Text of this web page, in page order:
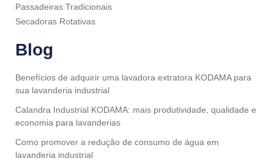
Passadeiras Tradicionais
Secadoras Rotativas
Blog
Benefícios de adquirir uma lavadora extratora KODAMA para
sua lavanderia industrial
Calandra Industrial KODAMA: mais produtividade, qualidade e
economia para lavanderias
Como promover a redução de consumo de água em
lavanderia industrial